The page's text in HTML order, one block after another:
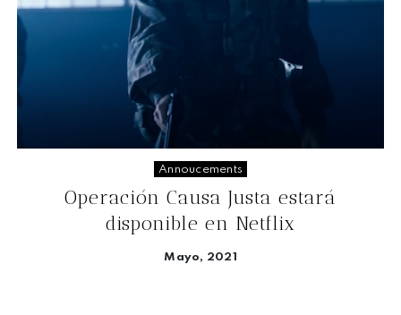
Annoucements
Operación Causa Justa estará
disponible en Netflix
Mayo, 2021